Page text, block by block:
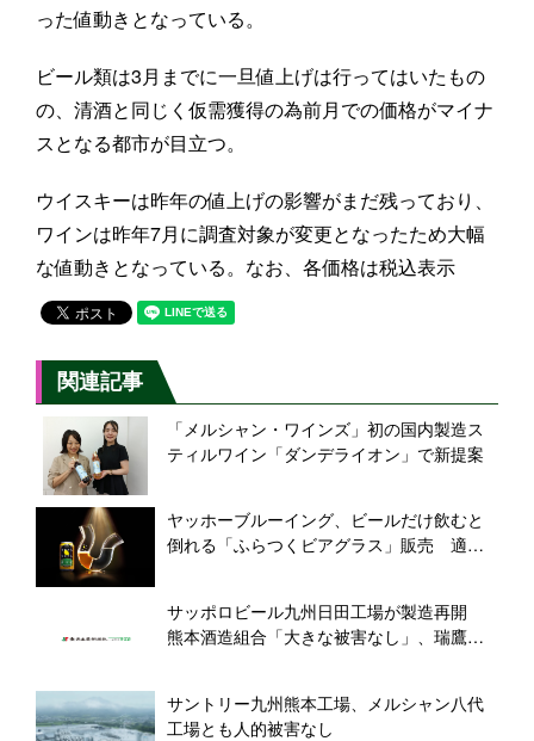
った値動きとなっている。
ビール類は3月までに一旦値上げは行ってはいたもの
の、清酒と同じく仮需獲得の為前月での価格がマイナ
スとなる都市が目立つ。
ウイスキーは昨年の値上げの影響がまだ残っており、
ワインは昨年7月に調査対象が変更となったため大幅
な値動きとなっている。なお、各価格は税込表示
関連記事
「メルシャン・ワインズ」初の国内製造ス
ティルワイン「ダンデライオン」で新提案
ヤッホーブルーイング、ビールだけ飲むと
倒れる「ふらつくビアグラス」販売 適正
サッポロビール九州日田工場が製造再開
熊本酒造組合「大きな被害なし」、瑞鷹は
サントリー九州熊本工場、メルシャン八代
工場とも人的被害なし